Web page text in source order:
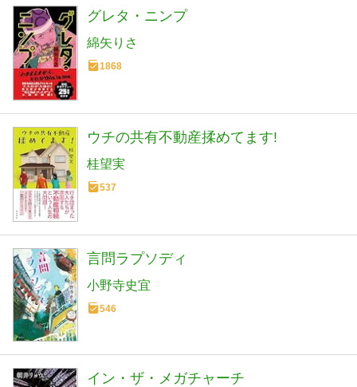
グレタ・ニンプ
綿矢りさ
1868
ウチの共有不動産揉めてます!
桂望実
537
言問ラプソディ
小野寺史宜
546
イン・ザ・メガチャーチ